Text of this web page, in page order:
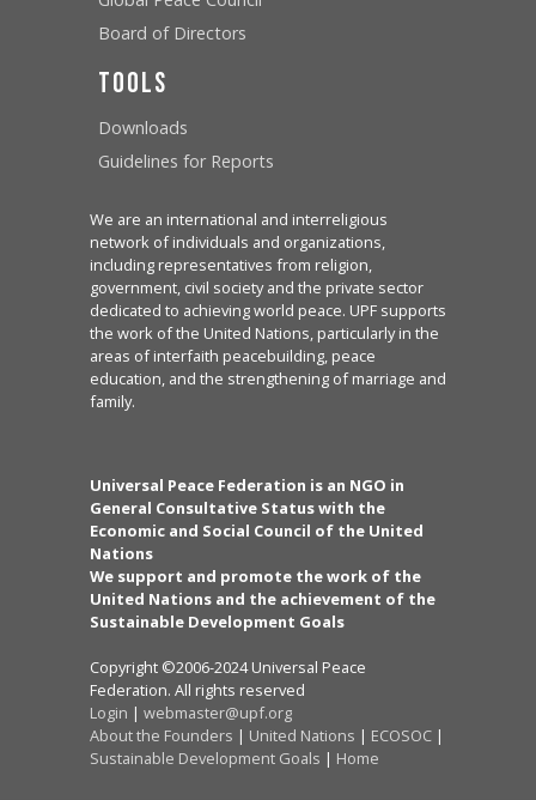
Board of Directors
Tools
Downloads
Guidelines for Reports
We are an international and interreligious
network of individuals and organizations,
including representatives from religion,
government, civil society and the private sector
dedicated to achieving world peace. UPF supports
the work of the United Nations, particularly in the
areas of interfaith peacebuilding, peace
education, and the strengthening of marriage and
family.
Universal Peace Federation is an NGO in
General Consultative Status with the
Economic and Social Council of the United
Nations
We support and promote the work of the
United Nations and the achievement of the
Sustainable Development Goals
Copyright ©2006-2024 Universal Peace
Federation. All rights reserved
Login | webmaster@upf.org
About the Founders | United Nations | ECOSOC |
Sustainable Development Goals | Home